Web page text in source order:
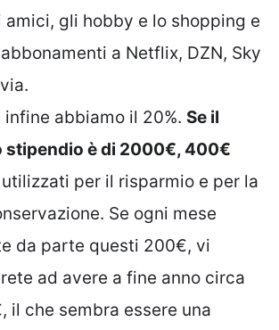
amici, gli hobby e lo shopping e
a Netflix, DZN, Sky
infine abbiamo il 20%. Se il
stipendio è di 2000€, 400€
per il risparmio e per la
Se ogni mese
da parte questi 200€, vi
ad avere a fine anno circa
il che sembra essere una